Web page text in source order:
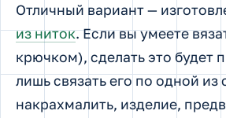
Отличный вариант —
из ниток. Если вы умеете
крючком), сделать это будет
лишь связать его по одной из
накрахмалить, изделие,